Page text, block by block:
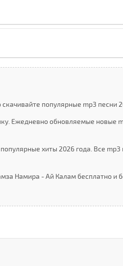
популярные mp3 песни
Ежедневно обновляемые новые
хиты 2026 года. Все mp3
Намира - Ай Калам бесплатно и